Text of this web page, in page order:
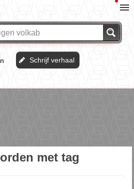
Schrijf verhaal
met tag